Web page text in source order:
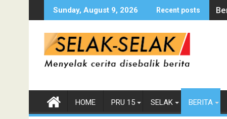
to
Sunday, August 9, 2026 Recent posts
HOME PRU 15 SELAK BERITA